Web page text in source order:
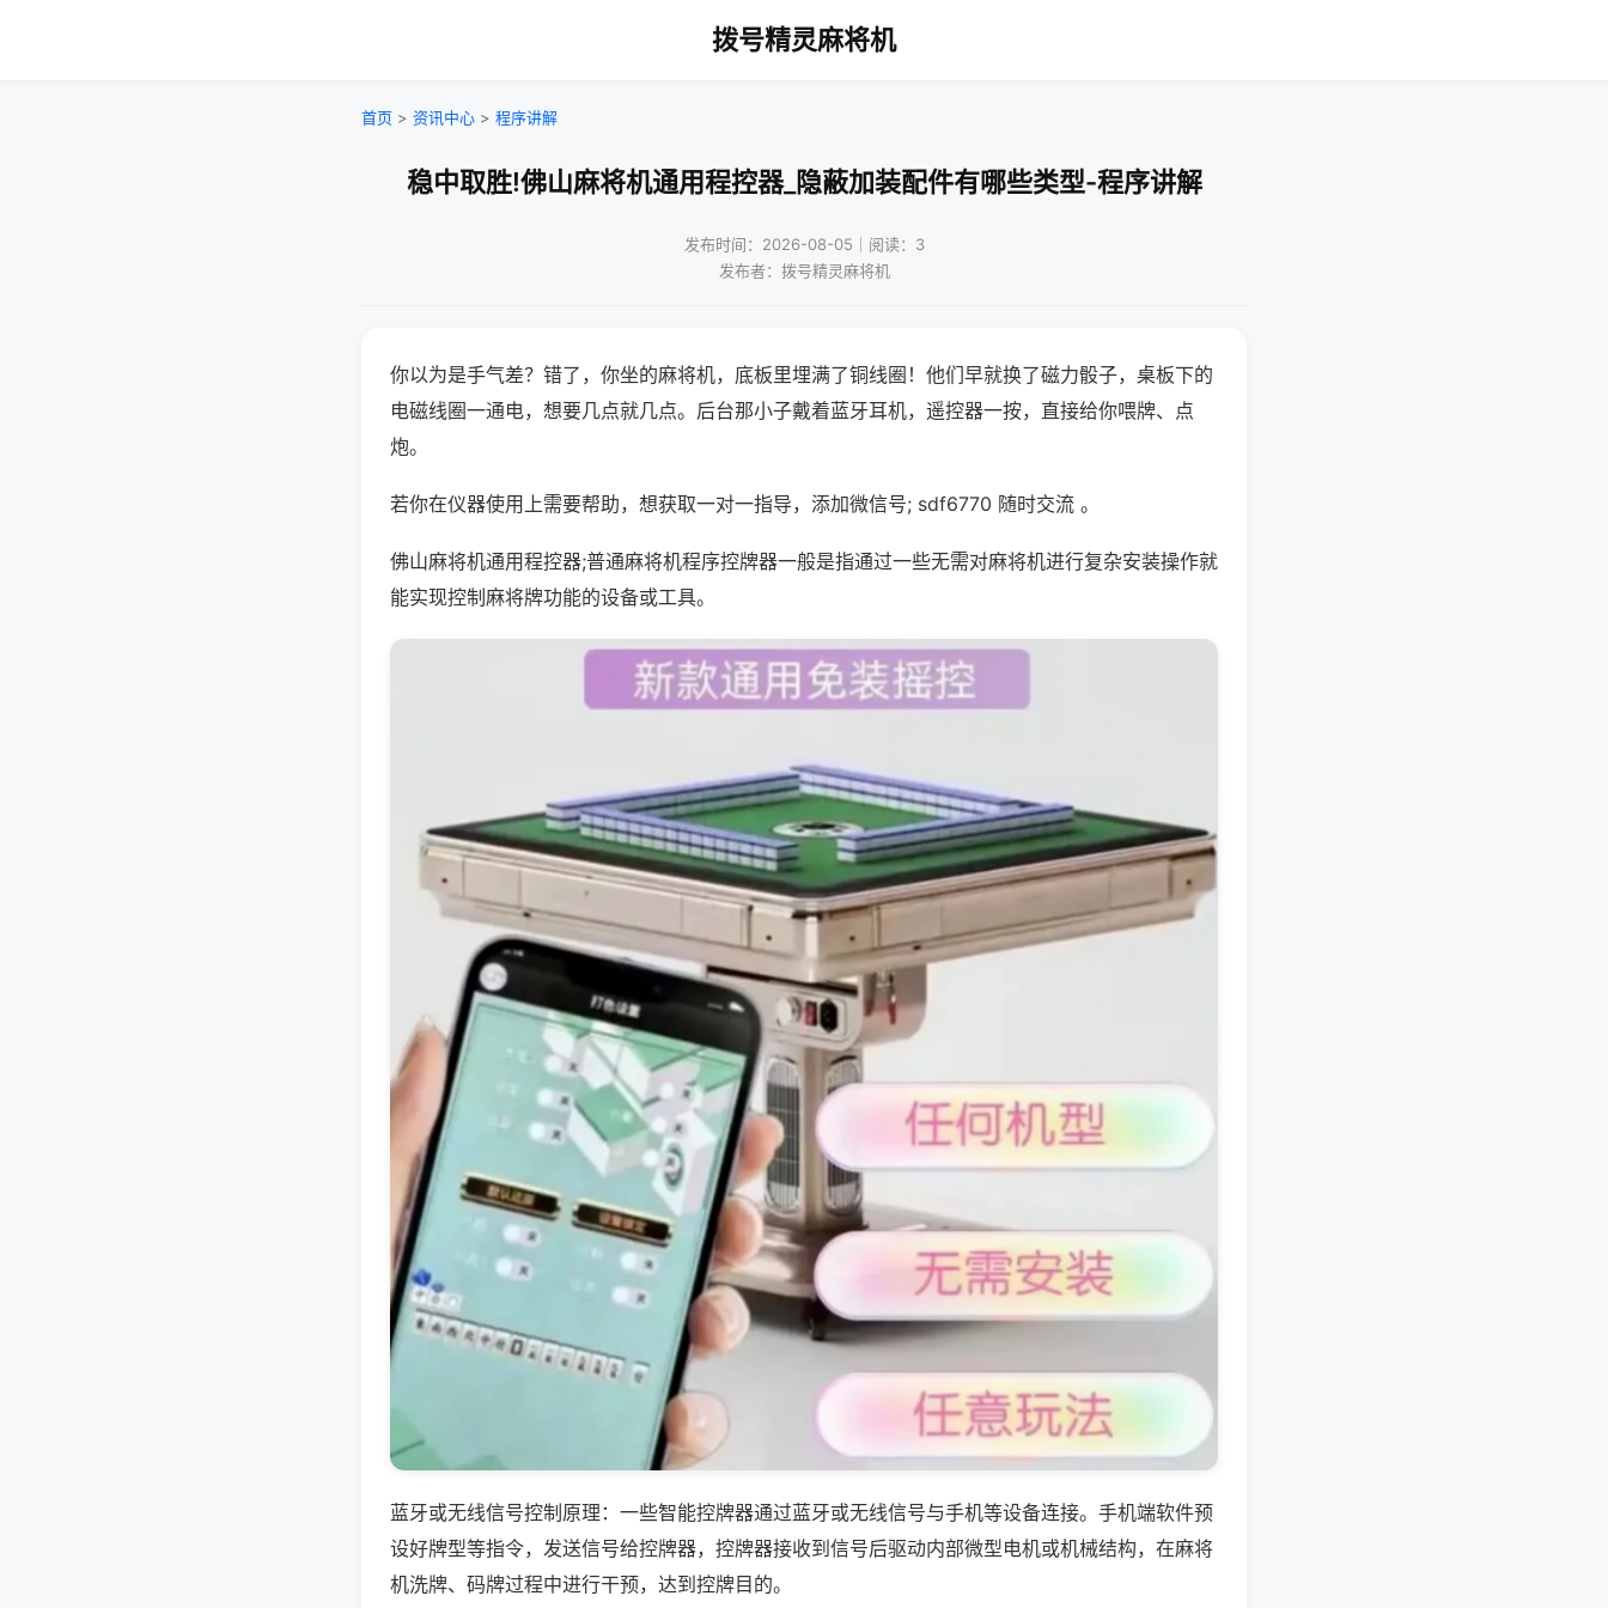
拨号精灵麻将机
首页 > 资讯中心 > 程序讲解
稳中取胜!佛山麻将机通用程控器_隐蔽加装配件有哪些类型-程序讲解
发布时间：2026-08-05｜阅读：3
发布者：拨号精灵麻将机
你以为是手气差？错了，你坐的麻将机，底板里埋满了铜线圈！他们早就换了磁力骰子，桌板下的
电磁线圈一通电，想要几点就几点。后台那小子戴着蓝牙耳机，遥控器一按，直接给你喂牌、点
炮。
若你在仪器使用上需要帮助，想获取一对一指导，添加微信号; sdf6770 随时交流 。
佛山麻将机通用程控器;普通麻将机程序控牌器一般是指通过一些无需对麻将机进行复杂安装操作就
能实现控制麻将牌功能的设备或工具。
蓝牙或无线信号控制原理：一些智能控牌器通过蓝牙或无线信号与手机等设备连接。手机端软件预
设好牌型等指令，发送信号给控牌器，控牌器接收到信号后驱动内部微型电机或机械结构，在麻将
机洗牌、码牌过程中进行干预，达到控牌目的。